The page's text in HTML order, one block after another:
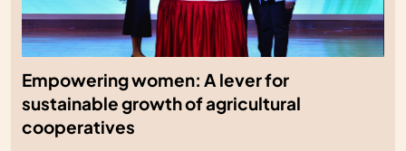
Empowering women: A lever for
sustainable growth of agricultural
cooperatives